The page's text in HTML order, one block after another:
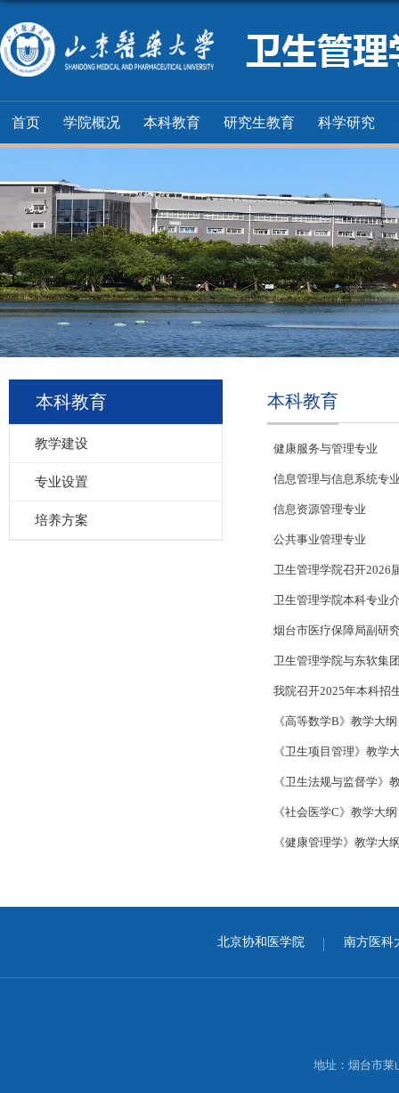
首页 学院概况 本科教育 研究生教育 科学研究
本科教育
教学建设
专业设置
培养方案
本科教育
健康服务与管理专业
信息管理与信息系统专
信息资源管理专业
公共事业管理专业
卫生管理学院召开2026
卫生管理学院本科专业
烟台市医疗保障局副研
卫生管理学院与东软集
我院召开2025年本科招
《高等数学B》教学大纲
《卫生项目管理》教学
《卫生法规与监督学》
《社会医学C》教学大纲
《健康管理学》教学大
北京协和医学院 南方医科
地址：烟台市莱